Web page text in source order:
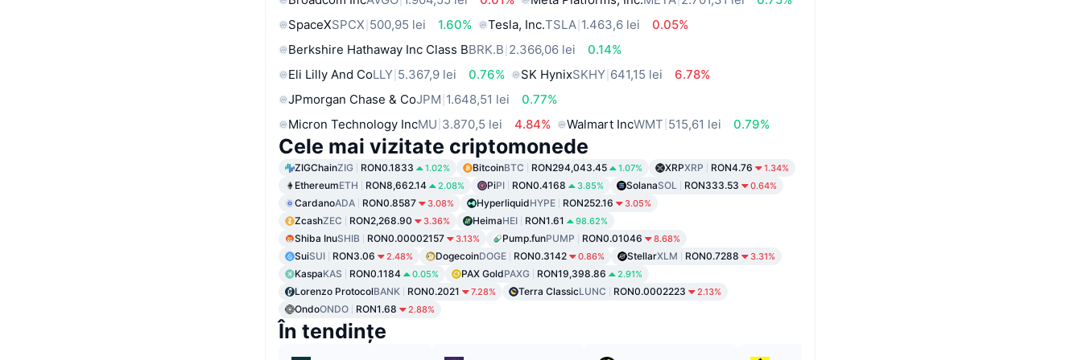
SpaceXSPCX 500,95 lei 1.60% Tesla, Inc.TSLA 1.463,6 lei
0.05%
Berkshire Hathaway Inc Class BBRK.B 2.366,06 lei
0.14%
Eli Lilly And CoLLY 5.367,9 lei 0.76% SK HynixSKHY 641,15 lei
6.78%
JPmorgan Chase & CoJPM 1.648,51 lei
0.77%
Micron Technology IncMU 3.870,5 lei 4.84% Walmart IncWMT 515,61 lei 0.79%
Cele mai vizitate criptomonede
ZIGChainZIG RON0.1833 1.02% BitcoinBTC RON294,043.45 1.07% XRPXRP RON4.76 1.34%
EthereumETH RON8,662.14 2.08% PiPI RON0.4168 3.85% SolanaSOL RON333.53 0.64%
CardanoADA RON0.8587 3.08% HyperliquidHYPE RON252.16 3.05%
ZcashZEC RON2,268.90 3.36% HeimaHEI RON1.61 98.62%
Shiba InuSHIB RON0.00002157 3.13% Pump.funPUMP RON0.01046 8.68%
SuiSUI RON3.06 2.48% DogecoinDOGE RON0.3142 0.86% StellarXLM RON0.7288 3.31%
KaspaKAS RON0.1184 0.05% PAX GoldPAXG RON19,398.86 2.91%
Lorenzo ProtocolBANK RON0.2021 7.28% Terra ClassicLUNC RON0.0002223 2.13%
OndoONDO RON1.68 2.88%
În tendințe